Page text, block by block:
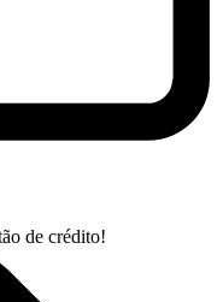
de crédito!